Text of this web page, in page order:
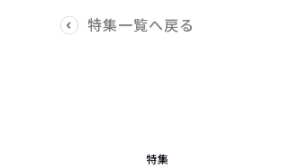
特集一覧へ戻る
特集